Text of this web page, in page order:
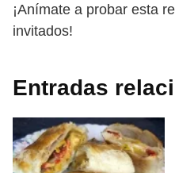
¡Anímate a probar esta
invitados!
Entradas